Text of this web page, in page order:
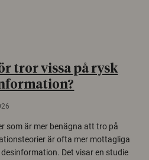
tror vissa på rysk
som är mer benägna att tro på
är ofta mer mottagliga
Det visar en studie